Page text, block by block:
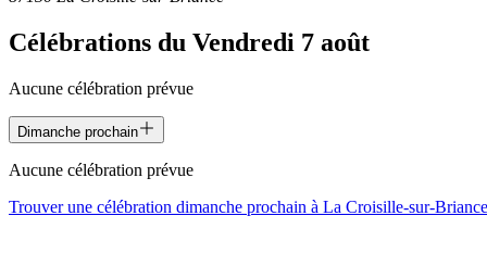
Célébrations du Vendredi 7 août
Aucune célébration prévue
Dimanche prochain
Aucune célébration prévue
Trouver une célébration dimanche prochain à La Croisille-sur-Briance